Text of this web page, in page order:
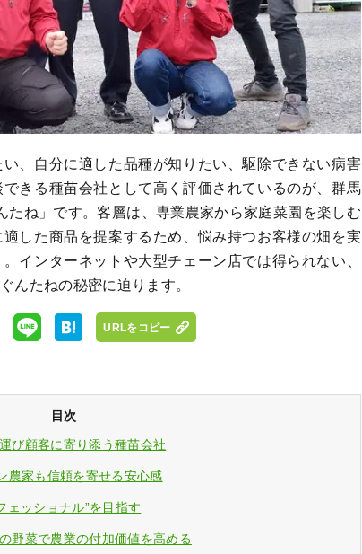
、自分に適した品種が知りたい、駆除できない病害
きる種苗会社として高く評価されているのが、群馬
たね」です。客層は、専業農家から家庭菜園を楽しむ
した商品を提案するため、悩み持つお客様の畑を実
インターネットや大型チェーン店では得られない、
んたねの秘密に迫ります。
URLをコピー
目次
び顧客に寄り添う種苗会社
家も信頼を寄せる安心感
ェッショナル”を目指す
野菜で農業の付加価値を高める